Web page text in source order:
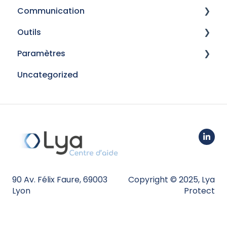
Reprise de données
Communication
Modèles
Campagnes
Outils
Imports
Gestion Electronique de Documents
Paramètres
Connectivité
Personnalisation
Utilisateur
Uncategorized
90 Av. Félix Faure, 69003
Lyon
Copyright © 2025, Lya
Protect